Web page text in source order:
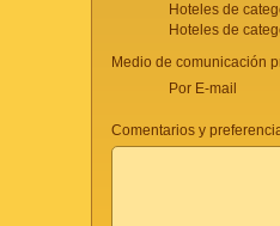
Hoteles de
Hoteles de
Medio de comunicación
Por E-mail
Comentarios y